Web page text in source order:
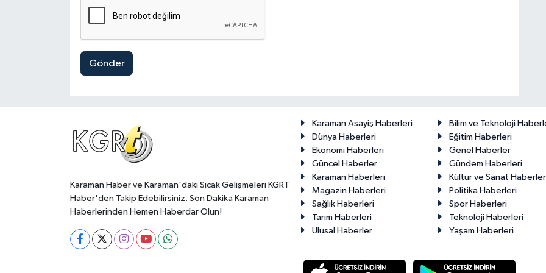
Gönder
Karaman Haber ve Karaman'daki Sıcak Gelişmeleri KGRT
Haber'den Takip Edebilirsiniz. Son Dakika Karaman
Haberlerinden Hemen Haberdar Olun!
Karaman Asayiş Haberleri
Bilim ve Teknoloji
Dünya Haberleri
Eğitim Haberleri
Ekonomi Haberleri
Genel Haberler
Güncel Haberler
Gündem Haberleri
Karaman Haberleri
Kültür ve Sanat
Magazin Haberleri
Politika Haberleri
Sağlık Haberleri
Spor Haberleri
Tarım Haberleri
Teknoloji Haberleri
Ulusal Haberler
Yaşam Haberleri